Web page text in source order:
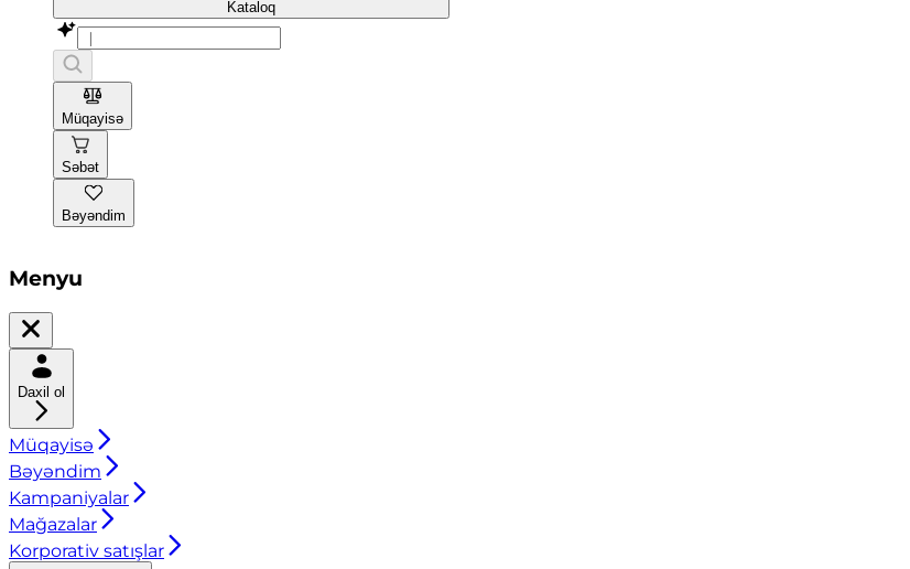
Kataloq
Müqayisə
Səbət
Bəyəndim
Menyu
Daxil ol
Müqayisə
Bəyəndim
Kampaniyalar
Mağazalar
Korporativ satışlar